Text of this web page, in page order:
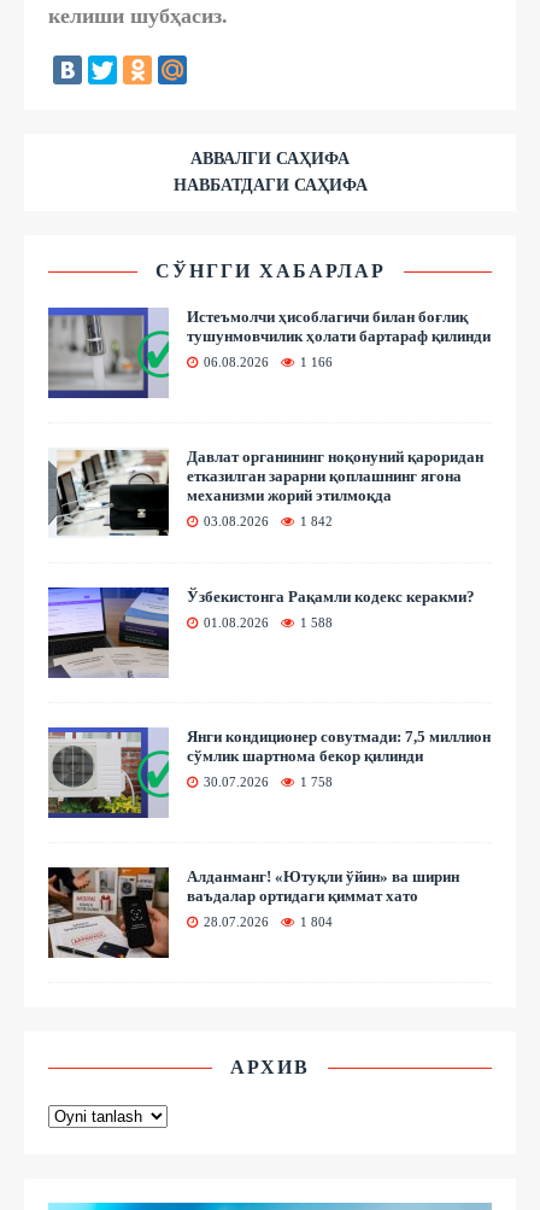
келиши шубҳасиз.
АВВАЛГИ САҲИФА
НАВБАТДАГИ САҲИФА
СЎНГГИ ХАБАРЛАР
Истеъмолчи ҳисоблагичи билан боғлиқ
тушунмовчилик ҳолати бартараф қилинди
06.08.2026 1 166
Давлат органининг ноқонуний қароридан
етказилган зарарни қоплашнинг ягона
механизми жорий этилмоқда
03.08.2026 1 842
Ўзбекистонга Рақамли кодекс керакми?
01.08.2026 1 588
Янги кондиционер совутмади: 7,5 миллион
сўмлик шартнома бекор қилинди
30.07.2026 1 758
Алданманг! «Ютуқли ўйин» ва ширин
ваъдалар ортидаги қиммат хато
28.07.2026 1 804
АРХИВ